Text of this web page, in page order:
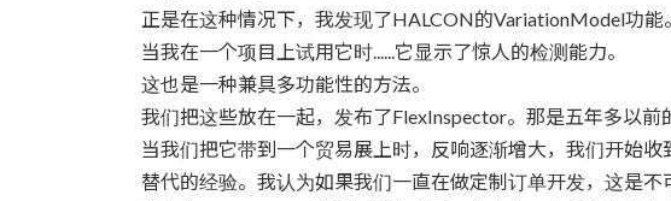
正是在这种情况下，我发现了HALCON的VariationModel功能。
当我在一个项目上试用它时......它显示了惊人的检测能力。
这也是一种兼具多功能性的方法。
我们把这些放在一起，发布了FlexInspector。那是五年多以前
当我们把它带到一个贸易展上时，反响逐渐增大，我们开始
替代的经验。我认为如果我们一直在做定制订单开发，这是不